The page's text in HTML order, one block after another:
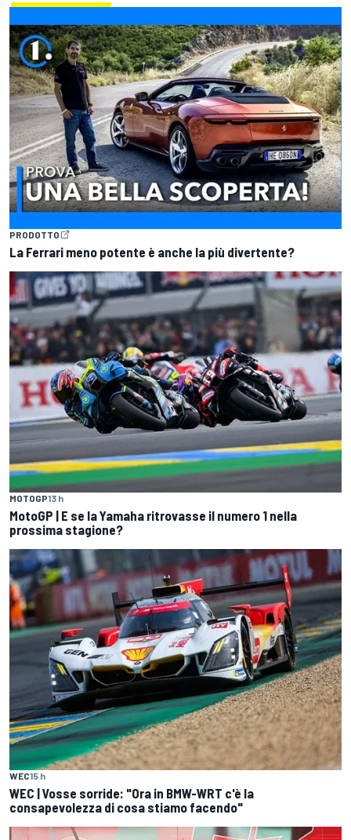
PRODOTTO
La Ferrari meno potente è anche la più divertente?
MOTOGP13 h
MotoGP | E se la Yamaha ritrovasse il numero 1 nella
prossima stagione?
WEC15 h
WEC | Vosse sorride: "Ora in BMW-WRT c'è la
consapevolezza di cosa stiamo facendo"